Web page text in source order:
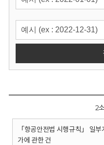
2
「항공안전법 시행규칙」 일
가에 관한 건